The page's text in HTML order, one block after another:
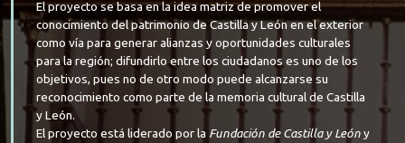
El proyecto se basa en la idea matriz de promover el
conocimiento del patrimonio de Castilla y León en el exterior
como vía para generar alianzas y oportunidades culturales
para la región; difundirlo entre los ciudadanos es uno de los
objetivos, pues no de otro modo puede alcanzarse su
reconocimiento como parte de la memoria cultural de Castilla
y León.
El proyecto está liderado por la Fundación de Castilla y Leóny